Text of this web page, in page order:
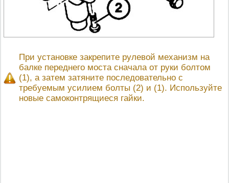
При установке закрепите рулевой механизм на
балке переднего моста сначала от руки болтом
(1), а затем затяните последовательно с
требуемым усилием болты (2) и (1). Используйте
новые самоконтрящиеся гайки.